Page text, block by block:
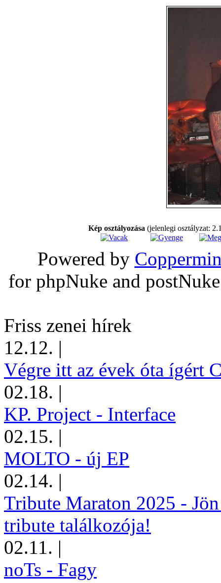
Kép osztályozása (jelenlegi osztályzat:
Powered by
for phpNuke and
Friss zenei hírek
12.12. |
Végre itt az évek óta ígért
02.18. |
KP. Project - Interface
02.15. |
MOLTO - új EP
02.14. |
Tribute Maraton 2025 -
tribute találkozója!
02.11. |
noTs - Fagy